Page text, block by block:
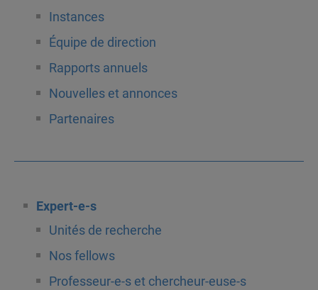
Instances
Équipe de direction
Rapports annuels
Nouvelles et annonces
Partenaires
Expert-e-s
Unités de recherche
Nos fellows
Professeur-e-s et chercheur-euse-s